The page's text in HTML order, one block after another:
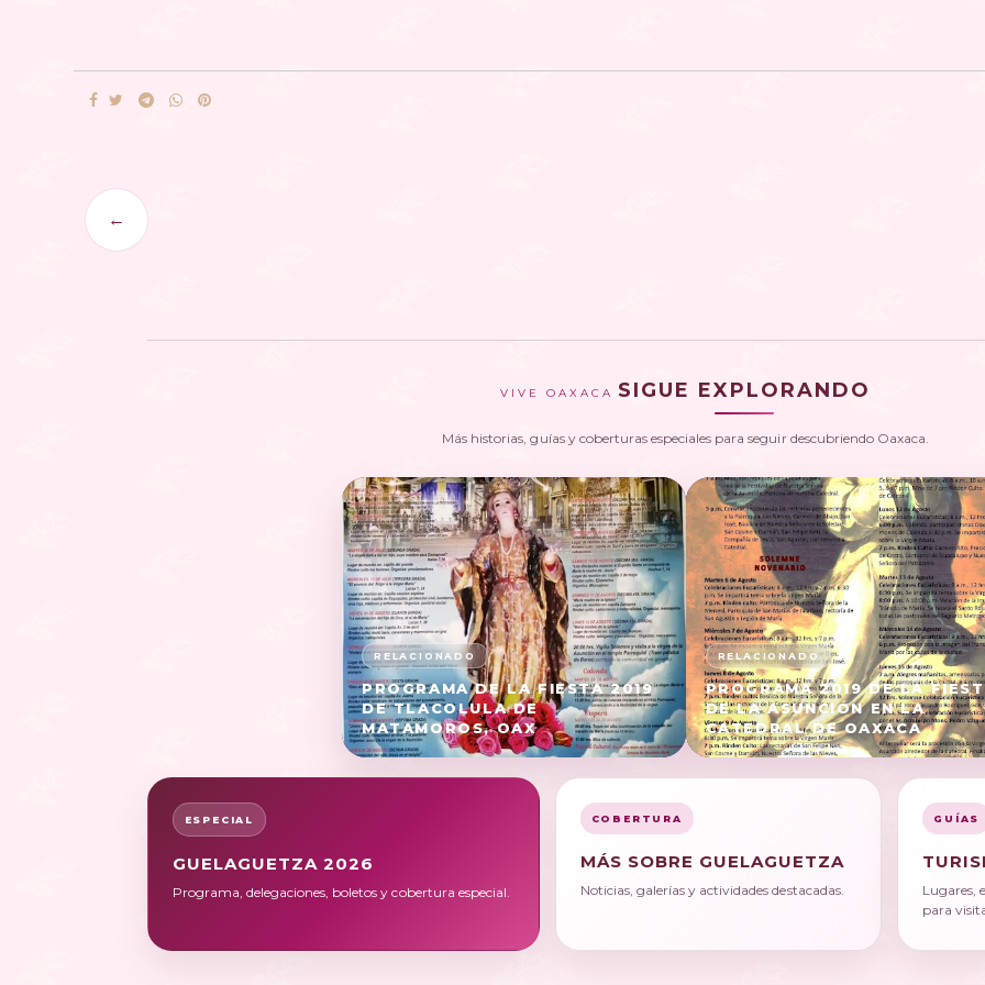
←
VIVE OAXACA SIGUE EXPLORANDO
Más historias, guías y coberturas especiales para seguir descubriendo Oaxaca.
PROGRAMA DE LA FIESTA 2019
DE TLACOLULA DE
MATAMOROS, OAX
PROGRAMA 2019 DE LA
DE LA ASUNCIÓN EN LA
CATEDRAL DE OAXACA
ESPECIAL
GUELAGUETZA 2026
Programa, delegaciones, boletos y cobertura especial.
COBERTURA
MÁS SOBRE GUELAGUETZA
Noticias, galerías y actividades destacadas.
GUÍAS
Lugares,
para